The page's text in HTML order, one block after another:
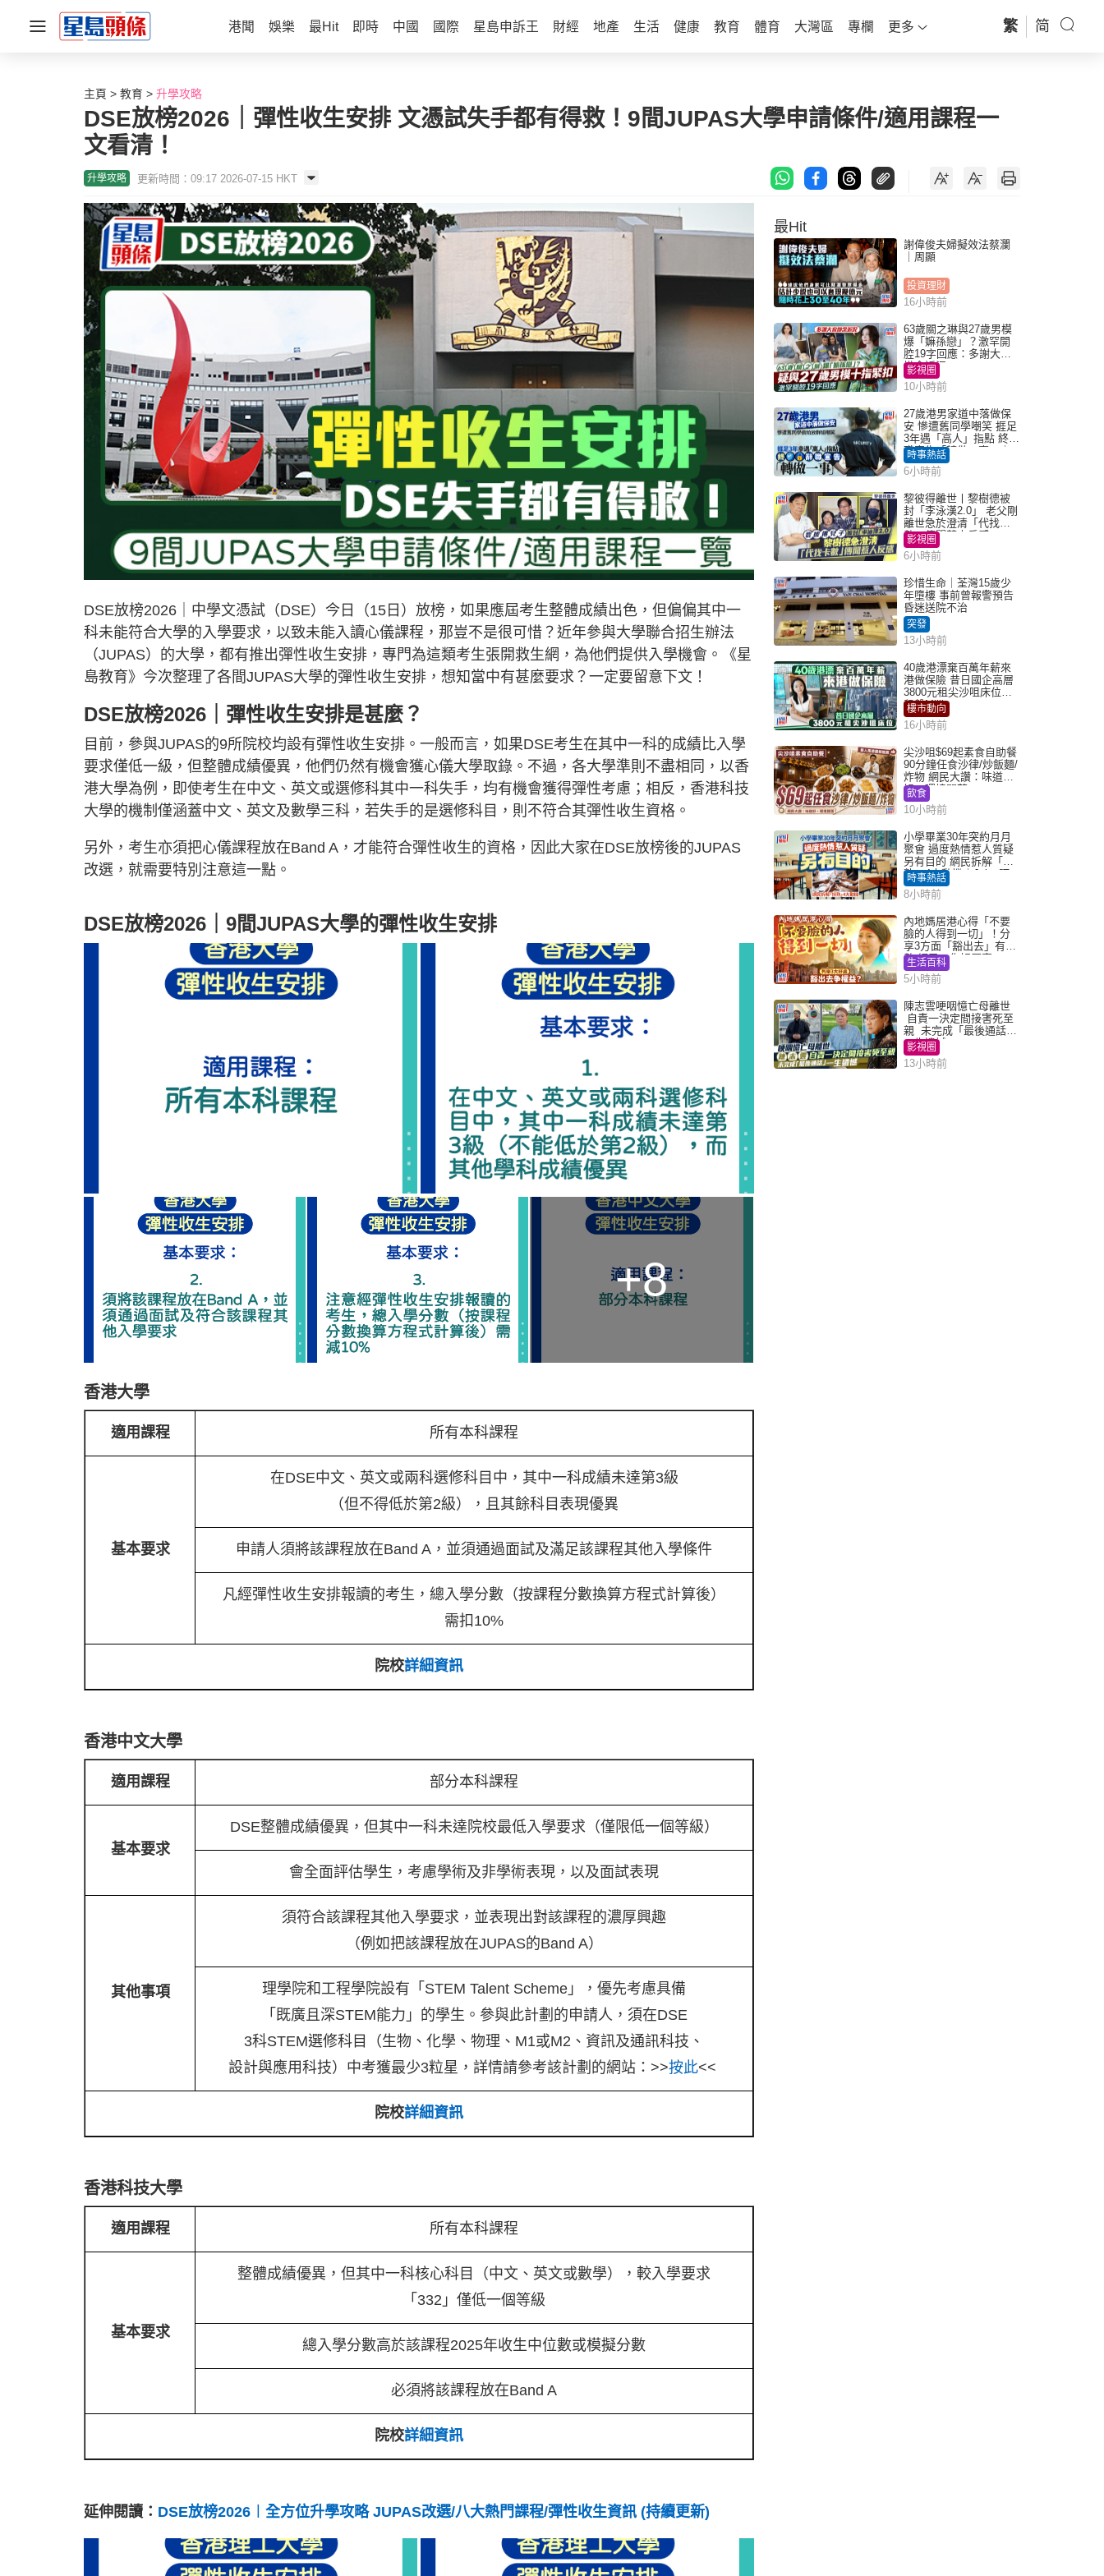
港聞 娛樂 最Hit 即時 中國 國際 星島申訴王 財經 地產 生活 健康 教育 體育 大灣區 專欄 更多 繁 简
主頁 教育 升學攻略
DSE放榜2026｜彈性收生安排 文憑試失手都有得救！9間JUPAS大學申請條件/適用課程一
文看清！
升學攻略 更新時間：09:17 2026-07-15 HKT
DSE放榜2026｜中學文憑試（DSE）今日（15日）放榜，如果應屆考生整體成績出色，但偏偏其中一
科未能符合大學的入學要求，以致未能入讀心儀課程，那豈不是很可惜？近年參與大學聯合招生辦法
（JUPAS）的大學，都有推出彈性收生安排，專門為這類考生張開救生網，為他們提供入學機會。《星
島教育》今次整理了各間JUPAS大學的彈性收生安排，想知當中有甚麼要求？一定要留意下文！
DSE放榜2026｜彈性收生安排是甚麼？
目前，參與JUPAS的9所院校均設有彈性收生安排。一般而言，如果DSE考生在其中一科的成績比入學
要求僅低一級，但整體成績優異，他們仍然有機會獲心儀大學取錄。不過，各大學準則不盡相同，以香
港大學為例，即使考生在中文、英文或選修科其中一科失手，均有機會獲得彈性考慮；相反，香港科技
大學的機制僅涵蓋中文、英文及數學三科，若失手的是選修科目，則不符合其彈性收生資格。
另外，考生亦須把心儀課程放在Band A，才能符合彈性收生的資格，因此大家在DSE放榜後的JUPAS
改選，就需要特別注意這一點。
DSE放榜2026｜9間JUPAS大學的彈性收生安排
+8
香港大學
適用課程 所有本科課程
基本要求
在DSE中文、英文或兩科選修科目中，其中一科成績未達第3級
（但不得低於第2級），且其餘科目表現優異
申請人須將該課程放在Band A，並須通過面試及滿足該課程其他入學條件
凡經彈性收生安排報讀的考生，總入學分數（按課程分數換算方程式計算後）
需扣10%
院校詳細資訊
香港中文大學
適用課程 部分本科課程
基本要求
DSE整體成績優異，但其中一科未達院校最低入學要求（僅限低一個等級）
會全面評估學生，考慮學術及非學術表現，以及面試表現
其他事項
須符合該課程其他入學要求，並表現出對該課程的濃厚興趣
（例如把該課程放在JUPAS的Band A）
理學院和工程學院設有「STEM Talent Scheme」，優先考慮具備
「既廣且深STEM能力」的學生。參與此計劃的申請人，須在DSE
3科STEM選修科目（生物、化學、物理、M1或M2、資訊及通訊科技、
設計與應用科技）中考獲最少3粒星，詳情請參考該計劃的網站：>>按此<<
院校詳細資訊
香港科技大學
適用課程 所有本科課程
基本要求
整體成績優異，但其中一科核心科目（中文、英文或數學），較入學要求
「332」僅低一個等級
總入學分數高於該課程2025年收生中位數或模擬分數
必須將該課程放在Band A
院校詳細資訊
延伸閱讀： DSE放榜2026︱全方位升學攻略 JUPAS改選/八大熱門課程/彈性收生資訊 (持續更新)
最Hit
謝偉俊夫婦擬效法蔡瀾
｜周顯
投資理財
16小時前
63歲關之琳與27歲男模
爆「嫲孫戀」？激罕開
腔19字回應：多謝大家
掛念近況
影視圈
10小時前
27歲港男家道中落做保
安 慘遭舊同學嘲笑 捱足
3年遇「高人」指點 終辭
職宣告「轉做一事」｜
Juicy叮
時事熱話
6小時前
黎彼得離世丨黎樹德被
封「李泳漢2.0」 老父剛
離世急於澄清「代找卡
數」傳聞惹人反感
影視圈
6小時前
珍惜生命｜荃灣15歲少
年墮樓 事前曾報警預告
昏迷送院不治
突發
13小時前
40歲港漂棄百萬年薪來
港做保險 昔日國企高層
3800元租尖沙咀床位｜
租盤Million
樓市動向
16小時前
尖沙咀$69起素食自助餐
90分鐘任食沙律/炒飯麵/
炸物 網民大讚：味道
好，環境闊落
飲食
10小時前
小學畢業30年突約月月
聚會 過度熱情惹人質疑
另有目的 網民拆解「扮
熟」4大動機｜Juicy叮
時事熱話
8小時前
內地媽居港心得「不要
臉的人得到一切」！分
享3方面「豁出去」有著
數 網民：你好厲害
生活百科
5小時前
陳志雲哽咽憶亡母離世
自責一決定間接害死至
親 未完成「最後通話」
一生遺憾
影視圈
13小時前